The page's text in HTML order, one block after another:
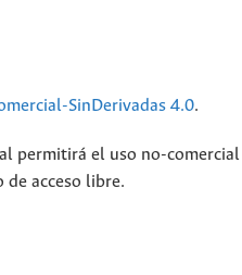
SinDerivadas 4.0.
permitirá el uso no-
acceso libre.